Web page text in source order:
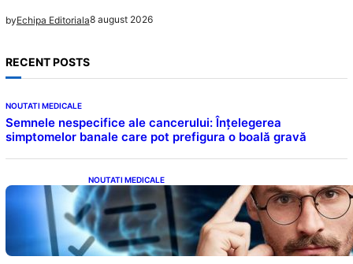
byEchipa Editoriala8 august 2026
RECENT POSTS
NOUTATI MEDICALE
Semnele nespecifice ale cancerului: Înțelegerea
simptomelor banale care pot prefigura o boală gravă
NOUTATI MEDICALE
Inteligența dincolo de note: Semnele unui IQ
ridicat care nu țin de școală